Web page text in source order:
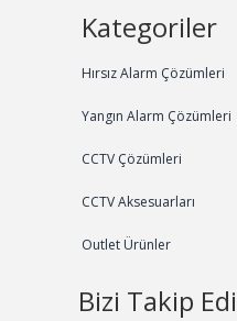
Kategoriler
Hırsız Alarm Çözümleri
Yangın Alarm Çözümleri
CCTV Çözümleri
CCTV Aksesuarları
Outlet Ürünler
Bizi Takip